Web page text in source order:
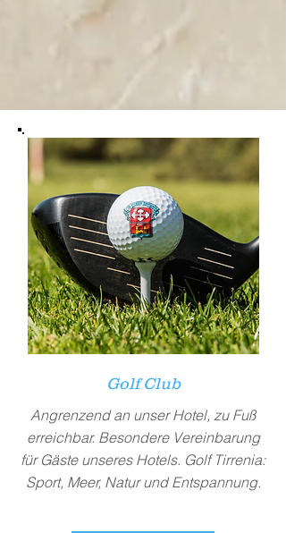
Golf Club
Angrenzend an unser Hotel, zu Fuß
erreichbar. Besondere Vereinbarung
für Gäste unseres Hotels. Golf Tirrenia:
Sport, Meer, Natur und Entspannung.